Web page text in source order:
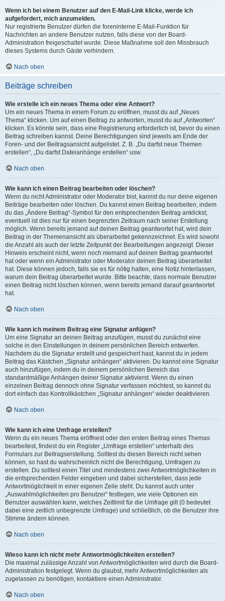
Wenn ich bei einem Benutzer auf den E-Mail-Link klicke, werde ich
aufgefordert, mich anzumelden.
Nur registrierte Benutzer dürfen die foreninterne E-Mail-Funktion für
Nachrichten an andere Benutzer nutzen, falls diese von der Board-
Administration freigeschaltet wurde. Diese Maßnahme soll den Missbrauch
dieses Systems durch Gäste verhindern.
Nach oben
Beiträge schreiben
Wie erstelle ich ein neues Thema oder eine Antwort?
Um ein neues Thema in einem Forum zu eröffnen, musst du auf „Neues
Thema“ klicken. Um auf einen Beitrag zu antworten, musst du auf „Antworten“
klicken. Es könnte sein, dass eine Registrierung erforderlich ist, bevor du einen
Beitrag schreiben kannst. Deine Berechtigungen sind jeweils am Ende der
Foren- und der Beitragsansicht aufgelistet. Z. B. „Du darfst neue Themen
erstellen“, „Du darfst Dateianhänge erstellen“ usw.
Nach oben
Wie kann ich einen Beitrag bearbeiten oder löschen?
Wenn du nicht Administrator oder Moderator bist, kannst du nur deine eigenen
Beiträge bearbeiten oder löschen. Du kannst einen Beitrag bearbeiten, indem
du das „Ändere Beitrag“-Symbol für den entsprechenden Beitrag anklickst;
eventuell ist dies nur für einen begrenzten Zeitraum nach seiner Erstellung
möglich. Wenn bereits jemand auf deinen Beitrag geantwortet hat, wird dein
Beitrag in der Themenansicht als überarbeitet gekennzeichnet. Es wird sowohl
die Anzahl als auch der letzte Zeitpunkt der Bearbeitungen angezeigt. Dieser
Hinweis erscheint nicht, wenn noch niemand auf deinen Beitrag geantwortet
hat oder wenn ein Administrator oder Moderator deinen Beitrag überarbeitet
hat. Diese können jedoch, falls sie es für nötig halten, eine Notiz hinterlassen,
warum dein Beitrag überarbeitet wurde. Bitte beachte, dass normale Benutzer
einen Beitrag nicht löschen können, wenn bereits jemand darauf geantwortet
hat.
Nach oben
Wie kann ich meinem Beitrag eine Signatur anfügen?
Um eine Signatur an deinen Beitrag anzufügen, musst du zunächst eine
solche in den Einstellungen in deinem persönlichen Bereich entwerfen.
Nachdem du die Signatur erstellt und gespeichert hast, kannst du in jedem
Beitrag das Kästchen „Signatur anhängen“ aktivieren. Du kannst eine Signatur
auch hinzufügen, indem du in deinem persönlichen Bereich das
standardmäßige Anhängen deiner Signatur aktivierst. Wenn du einen
einzelnen Beitrag dennoch ohne Signatur verfassen möchtest, so kannst du
dort einfach das Kontrollkästchen „Signatur anhängen“ wieder deaktivieren.
Nach oben
Wie kann ich eine Umfrage erstellen?
Wenn du ein neues Thema eröffnest oder den ersten Beitrag eines Themas
bearbeitest, findest du ein Register „Umfrage erstellen“ unterhalb des
Formulars zur Beitragserstellung. Solltest du diesen Bereich nicht sehen
können, so hast du wahrscheinlich nicht die Berechtigung, Umfragen zu
erstellen. Du solltest einen Titel und mindestens zwei Antwortmöglichkeiten in
die entsprechenden Felder eingeben und dabei sicherstellen, dass jede
Antwortmöglichkeit in einer eigenen Zeile steht. Du kannst auch unter
„Auswahlmöglichkeiten pro Benutzer“ festlegen, wie viele Optionen ein
Benutzer auswählen kann, welches Zeitlimit für die Umfrage gilt (0 bedeutet
dabei eine zeitlich unbegrenzte Umfrage) und schließlich, ob die Benutzer ihre
Stimme ändern können.
Nach oben
Wieso kann ich nicht mehr Antwortmöglichkeiten erstellen?
Die maximal zulässige Anzahl von Antwortmöglichkeiten wird durch die Board-
Administration festgelegt. Wenn du glaubst, mehr Antwortmöglichkeiten als
zugelassen zu benötigen, kontaktiere einen Administrator.
Nach oben